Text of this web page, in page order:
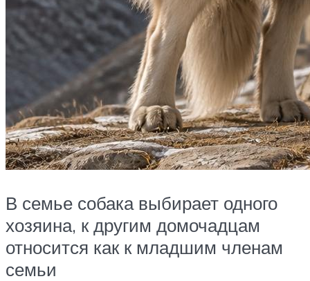
В семье собака выбирает одного
хозяина, к другим домочадцам
относится как к младшим членам
семьи